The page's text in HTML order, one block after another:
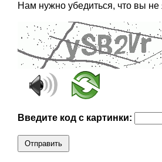
Нам нужно убедиться, что вы не
Введите код с картинки:
Отправить